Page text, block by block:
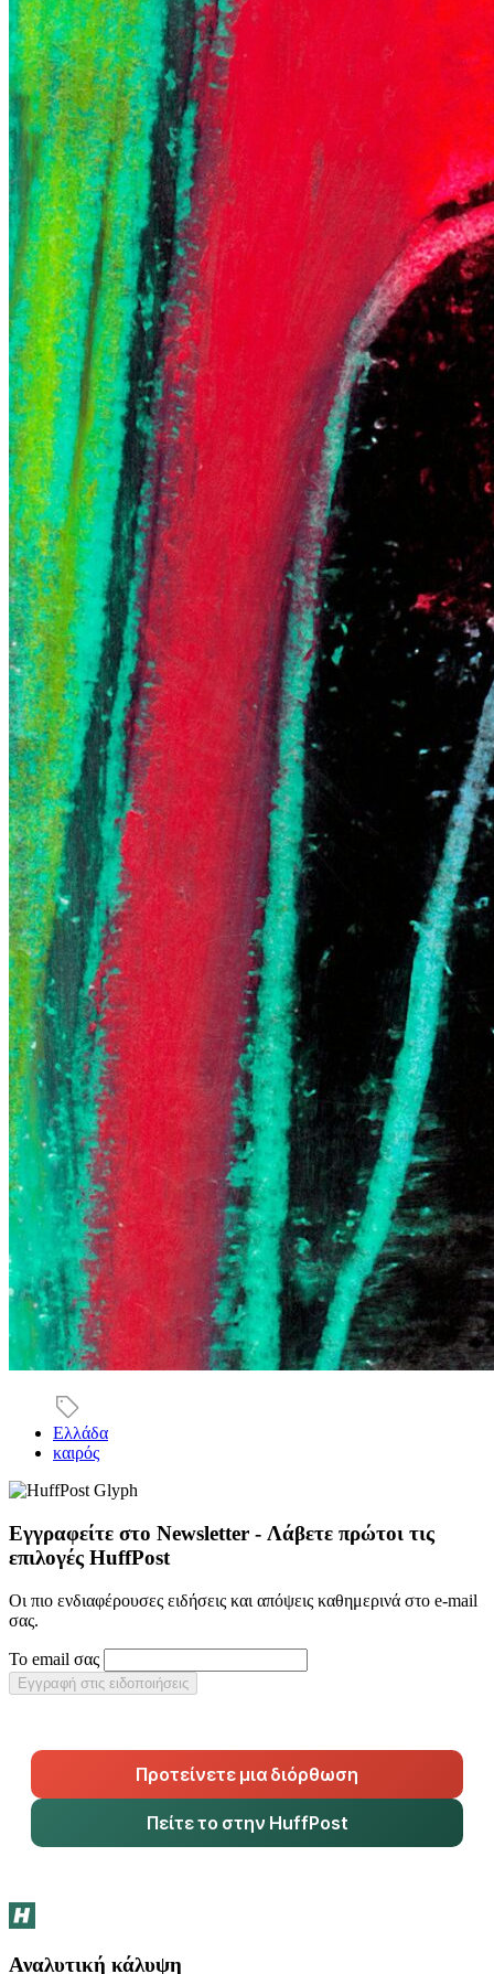
Ελλάδα
καιρός
Εγγραφείτε στο Newsletter - Λάβετε πρώτοι τις
επιλογές HuffPost
Οι πιο ενδιαφέρουσες ειδήσεις και απόψεις καθημερινά στο e-mail
σας.
Το email σας
Εγγραφή στις ειδοποιήσεις
Προτείνετε μια διόρθωση
Πείτε το στην HuffPost
Αναλυτική κάλυψη